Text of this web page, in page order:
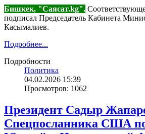
Бишкек, "Саясат.kg".
подписал Председатель Кабинета
Касымалиев.
Подробнее...
Подробности
Политика
04.02.2026 15:39
Просмотров: 1062
Президент Садыр
Спецпосланника США